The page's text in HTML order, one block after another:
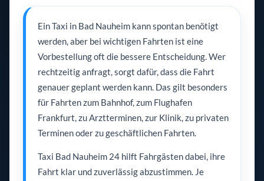
Ein Taxi in Bad Nauheim kann spontan benötigt
werden, aber bei wichtigen Fahrten ist eine
Vorbestellung oft die bessere Entscheidung. Wer
rechtzeitig anfragt, sorgt dafür, dass die Fahrt
genauer geplant werden kann. Das gilt besonders
für Fahrten zum Bahnhof, zum Flughafen
Frankfurt, zu Arztterminen, zur Klinik, zu privaten
Terminen oder zu geschäftlichen Fahrten.
Taxi Bad Nauheim 24 hilft Fahrgästen dabei, ihre
Fahrt klar und zuverlässig abzustimmen. Je